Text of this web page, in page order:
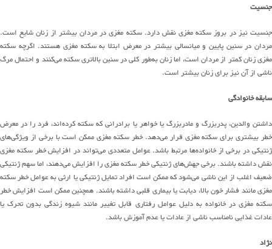
جنسیت
جنسیت نیز در بروز سکته مغزی نقش دارد.سکته مغزی در مردان بیشتر از زنان شایع است.
مردان در سنین پایین و میانسالی بیشتر در معرض ابتلا به سکته مغزی هستند. اگرچه سکته
مغزی زنان کمتر از مردان است، اما زنانبهطورکلی در سنین بالاتری سکته می‌کنند و احتمال مرگ
ناشی از آننیز برای زنانبیشتر است.
سابقه خانوادگی
داشتن والدین، ​​پدربزرگ و مادربزرگ یا خواهر یا برادرانی که سکتهکردهاند، فرد را در معرض
خطر بیشتری برای سکته مغزی قرارمیدهد.خطر سکته مغزی ممکن است با برخی از ویژگیهای
ژنتیکی در برخی ازخانوادههامرتبط باشد.عوامل متعددی می‌توانددر افزایش خطر سکته مغزی
نقش داشته باشند.برخیجهشهایژنتیکی خطر سکته مغزی را افزایشمیدهند، اما سهم ژنتیکی
ضعیف اغلباز اینناشیمیشودکه ممکن استافرادتمایل ژنتیکی یا ارثی به عوامل خطر سکته
مغزی مانند فشار خون بالا، دیابت یا بیماری قلبی داشته باشند. همچنین ممکن است افزایش خطر
سکته مغزی در خانواده به دلیل عوامل رفتاری قابل تغییر مانند شیوه زندگی بدون تحرکیا
عادات غذایی نامناسب ناشی از عادات یا عدم آموزش باشد.
نژاد